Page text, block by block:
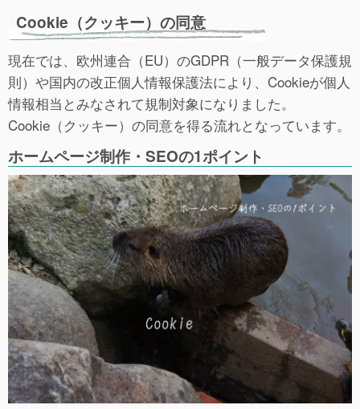
Cookie（クッキー）の同意
現在では、欧州連合（EU）のGDPR（一般データ保護規
則）や国内の改正個人情報保護法により、Cookieが個人
情報相当とみなされて規制対象になりました。
Cookie（クッキー）の同意を得る流れとなっています。
ホームページ制作・SEOの1ポイント